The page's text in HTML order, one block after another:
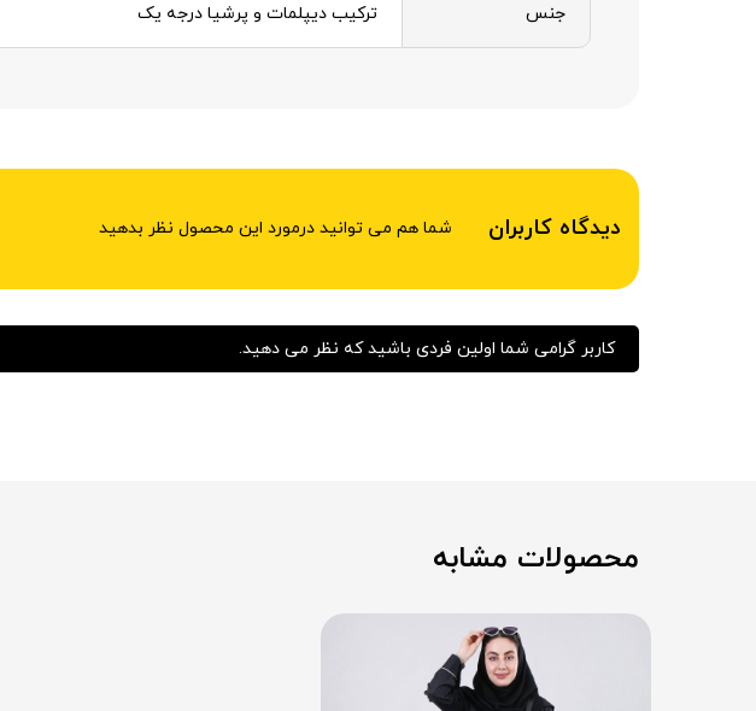
جنس ترکیب دیپلمات و پرشیا درجه یک
دیدگاه کاربران شما هم می توانید درمورد این محصول نظر بدهید
کاربر گرامی شما اولین فردی باشید که نظر می دهید.
محصولات مشابه